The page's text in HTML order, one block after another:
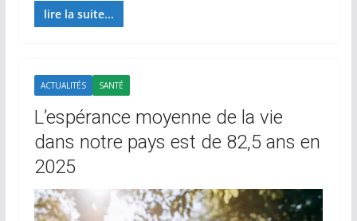
lire la suite...
ACTUALITÉS SANTÉ
L’espérance moyenne de la vie
dans notre pays est de 82,5 ans en
2025